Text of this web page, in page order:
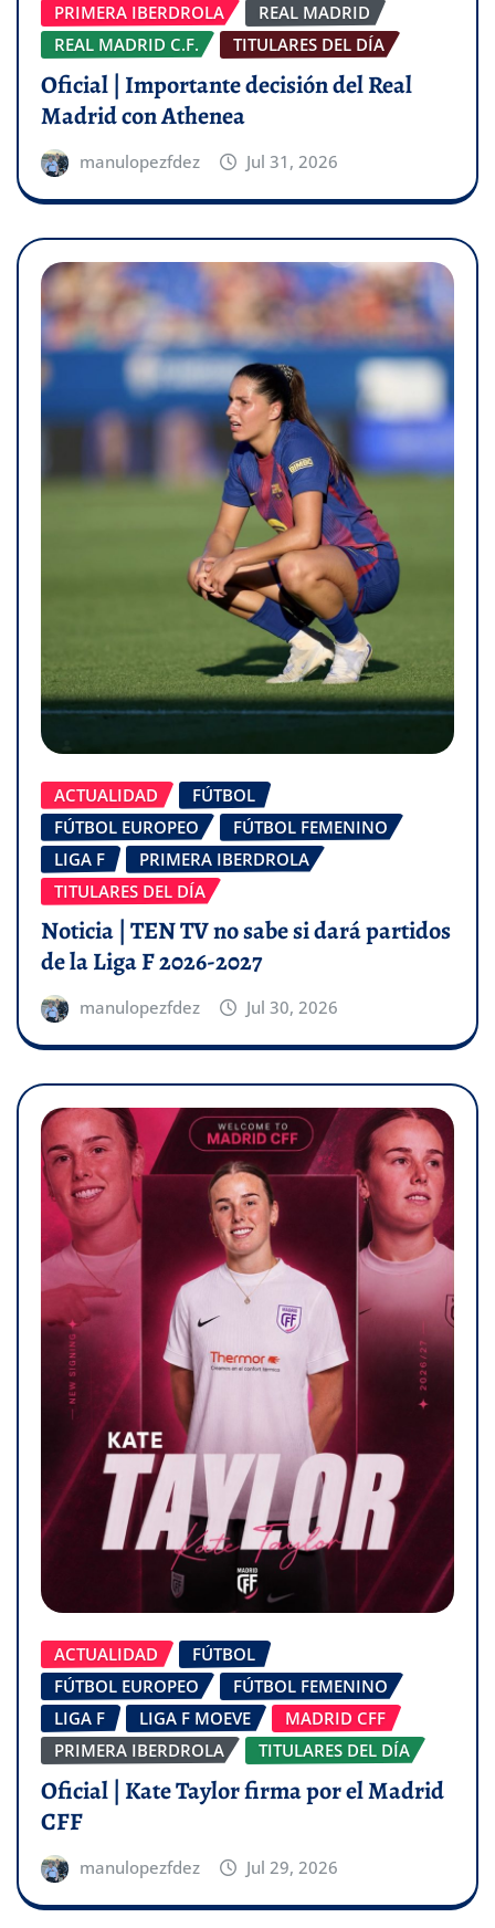
PRIMERA IBERDROLA
REAL MADRID
REAL MADRID C.F.
TITULARES DEL DÍA
Oficial | Importante decisión del Real
Madrid con Athenea
manulopezfdez Jul 31, 2026
ACTUALIDAD
FÚTBOL
FÚTBOL EUROPEO
FÚTBOL FEMENINO
LIGA F
PRIMERA IBERDROLA
TITULARES DEL DÍA
Noticia | TEN TV no sabe si dará partidos
de la Liga F 2026-2027
manulopezfdez Jul 30, 2026
ACTUALIDAD
FÚTBOL
FÚTBOL EUROPEO
FÚTBOL FEMENINO
LIGA F
LIGA F MOEVE
MADRID CFF
PRIMERA IBERDROLA
TITULARES DEL DÍA
Oficial | Kate Taylor firma por el Madrid
CFF
manulopezfdez Jul 29, 2026